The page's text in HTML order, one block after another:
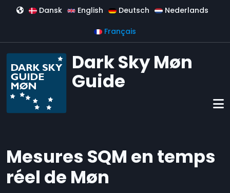
Aller au contenu principal
Dansk English Deutsch Nederlands
Français
Dark Sky Møn
Guide
Mesures SQM en temps
réel de Møn